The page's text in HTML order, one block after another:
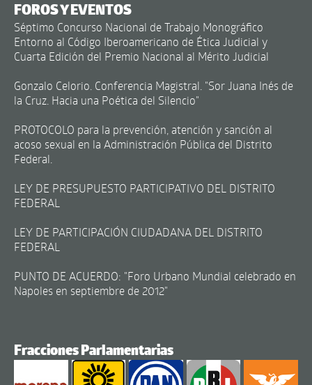
FOROS Y EVENTOS
Séptimo Concurso Nacional de Trabajo Monográfico
Entorno al Código Iberoamericano de Ética Judicial y
Cuarta Edición del Premio Nacional al Mérito Judicial
Gonzalo Celorio. Conferencia Magistral. "Sor Juana Inés de
la Cruz. Hacia una Poética del Silencio"
PROTOCOLO para la prevención, atención y sanción al
acoso sexual en la Administración Pública del Distrito
Federal.
LEY DE PRESUPUESTO PARTICIPATIVO DEL DISTRITO
FEDERAL
LEY DE PARTICIPACIÓN CIUDADANA DEL DISTRITO
FEDERAL
PUNTO DE ACUERDO: "Foro Urbano Mundial celebrado en
Napoles en septiembre de 2012"
Fracciones Parlamentarias